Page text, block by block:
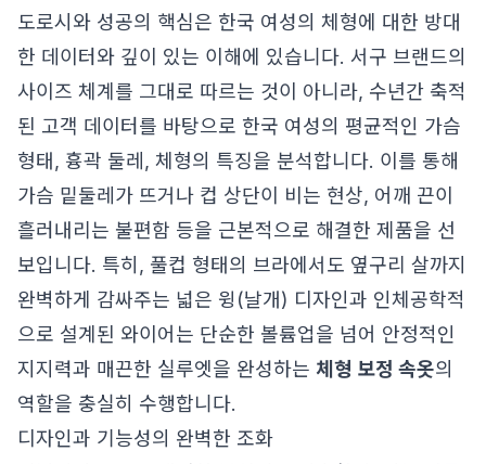
도로시와 성공의 핵심은 한국 여성의 체형에 대한 방대
한 데이터와 깊이 있는 이해에 있습니다. 서구 브랜드의
사이즈 체계를 그대로 따르는 것이 아니라, 수년간 축적
된 고객 데이터를 바탕으로 한국 여성의 평균적인 가슴
형태, 흉곽 둘레, 체형의 특징을 분석합니다. 이를 통해
가슴 밑둘레가 뜨거나 컵 상단이 비는 현상, 어깨 끈이
흘러내리는 불편함 등을 근본적으로 해결한 제품을 선
보입니다. 특히, 풀컵 형태의 브라에서도 옆구리 살까지
완벽하게 감싸주는 넓은 윙(날개) 디자인과 인체공학적
으로 설계된 와이어는 단순한 볼륨업을 넘어 안정적인
지지력과 매끈한 실루엣을 완성하는 체형 보정 속옷의
역할을 충실히 수행합니다.
디자인과 기능성의 완벽한 조화